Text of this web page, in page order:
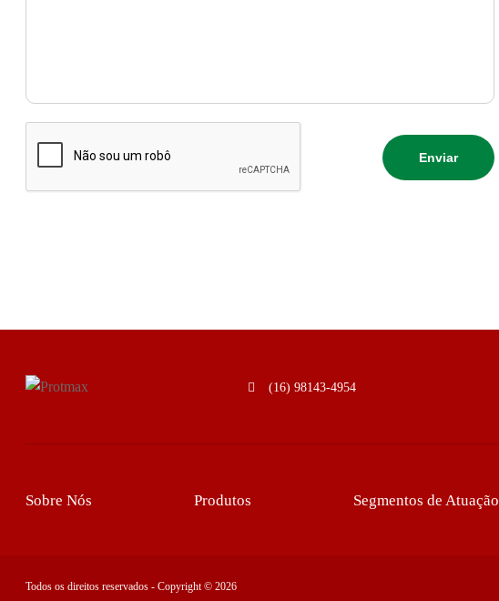
(16) 98143-4954
Sobre Nós Produtos Segmentos de Atuação
Todos os direitos reservados - Copyright © 2026